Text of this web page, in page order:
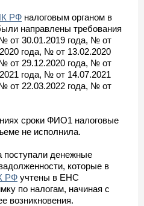
РФ налоговым органом в
направлены требования
от 30.01.2019 года, № от
года, № от 13.02.2020
от 29.12.2020 года, № от
года, № от 14.07.2021
от 22.03.2022 года, № от
сроки ФИО1 налоговые
не исполнила.
денежные
которые в
РФ учтены в ЕНС
по налогам, начиная с
возникновения.